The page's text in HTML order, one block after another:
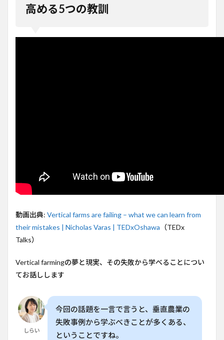
ぶ
収益
の主
な失
因と
は？
成功
から
学ぶ
重視
の戦
略」
5
高める5つの教訓
動画出典: Vertical farms are failing – what we can learn from
their mistakes | Nicholas Varas | TEDxOshawa （TEDx
Talks）
Vertical farmingの夢と現実、その失敗から学べることについ
てお話しします
しらい
今回の話題を一言で言うと、垂直農業の
失敗事例から学ぶべきことが多くある、
ということですね。